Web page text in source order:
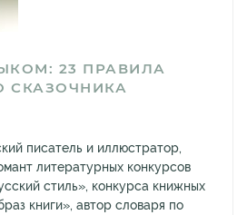
23 ПРАВИЛА
СКАЗОЧНИКА
писатель и иллюстратор,
литературных конкурсов
стиль», конкурса книжных
книги», автор словаря по